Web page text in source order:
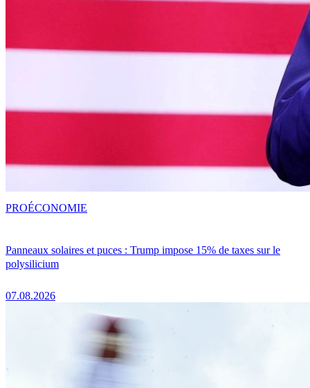
Panneaux solaires et puces : Trump impose 15% de taxes sur le
polysilicium
07.08.2026
PROÉCONOMIE